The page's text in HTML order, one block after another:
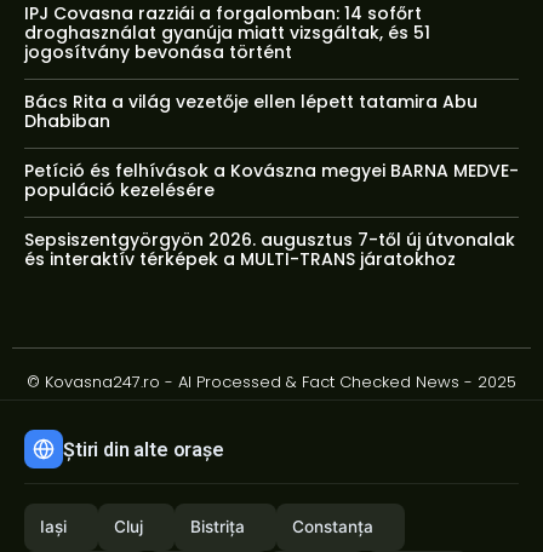
IPJ Covasna razziái a forgalomban: 14 sofőrt
droghasználat gyanúja miatt vizsgáltak, és 51
jogosítvány bevonása történt
Bács Rita a világ vezetője ellen lépett tatamira Abu
Dhabiban
Petíció és felhívások a Kovászna megyei BARNA MEDVE-
populáció kezelésére
Sepsiszentgyörgyön 2026. augusztus 7-től új útvonalak
és interaktív térképek a MULTI-TRANS járatokhoz
© Kovasna247.ro - AI Processed & Fact Checked News - 2025
Știri din alte orașe
Iași Cluj Bistrița Constanța